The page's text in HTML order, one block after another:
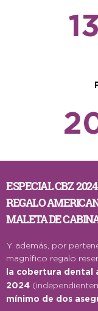
ESPECIAL CBZ 2024
REGALO
MALETA DE
Y además, por
magnífico regalo
la cobertura dental
2024
mínimo de dos